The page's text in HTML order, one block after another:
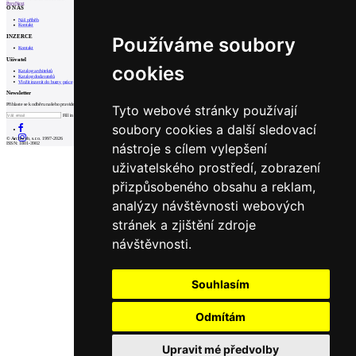
Používáme soubory
cookies
Tyto webové stránky používají
soubory cookies a další sledovací
nástroje s cílem vylepšení
uživatelského prostředí, zobrazení
přizpůsobeného obsahu a reklam,
analýzy návštěvnosti webových
stránek a zjištění zdroje
návštěvnosti.
Souhlasím
Odmítám
Upravit mé předvolby
PrevNext
O NÁS
Náš příběh
Kontakt
INZERCE
Kontakt
Uživatel
Katalog architektů
Katalog dodavatelů
Vložit inzerát do burzy práce
Newsletter
Přihlaste se k odběru našeho pravidelného týdenního newsletteru:
Fill in „nospam“
© Archiweb, s.r.o. 1997-2026
ISSN: 1801-3902